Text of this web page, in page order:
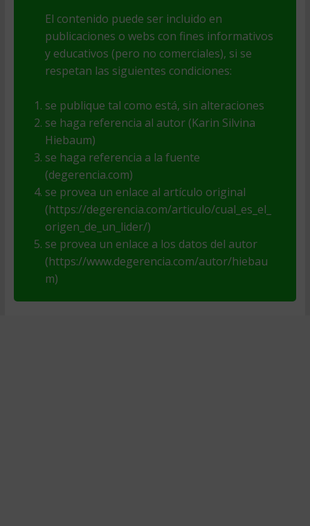
El contenido puede ser incluido en
publicaciones o webs con fines informativos
y educativos (pero no comerciales), si se
respetan las siguientes condiciones:
se publique tal como está, sin alteraciones
se haga referencia al autor (Karin Silvina
Hiebaum)
se haga referencia a la fuente
(degerencia.com)
se provea un enlace al artículo original
(https://degerencia.com/articulo/cual_es_el_
origen_de_un_lider/)
se provea un enlace a los datos del autor
(https://www.degerencia.com/autor/hiebau
m)